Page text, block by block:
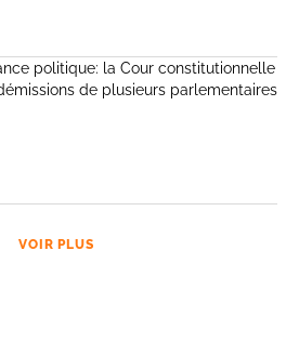
politique: la Cour constitutionnelle
de plusieurs parlementaires
VOIR PLUS